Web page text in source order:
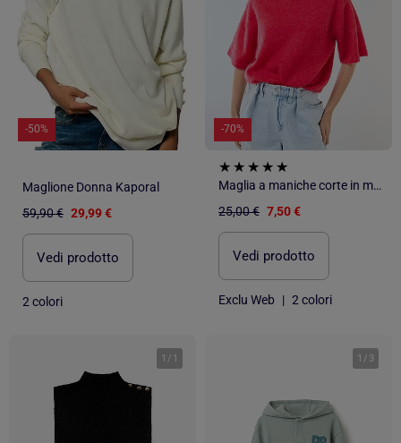
-50%
Maglione Donna Kaporal
59,90 € 29,99 €
Vedi prodotto
2 colori
-70%
Maglia a maniche corte in mohair tinta unita
25,00 € 7,50 €
Vedi prodotto
Exclu Web | 2 colori
1 / 1 1 / 3